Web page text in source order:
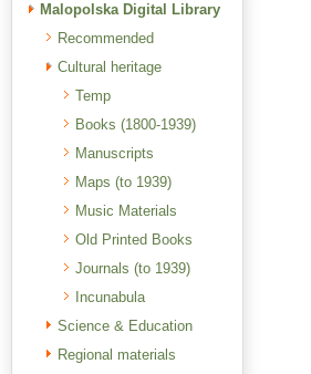
Malopolska Digital Library
Recommended
Cultural heritage
Temp
Books (1800-1939)
Manuscripts
Maps (to 1939)
Music Materials
Old Printed Books
Journals (to 1939)
Incunabula
Science & Education
Regional materials